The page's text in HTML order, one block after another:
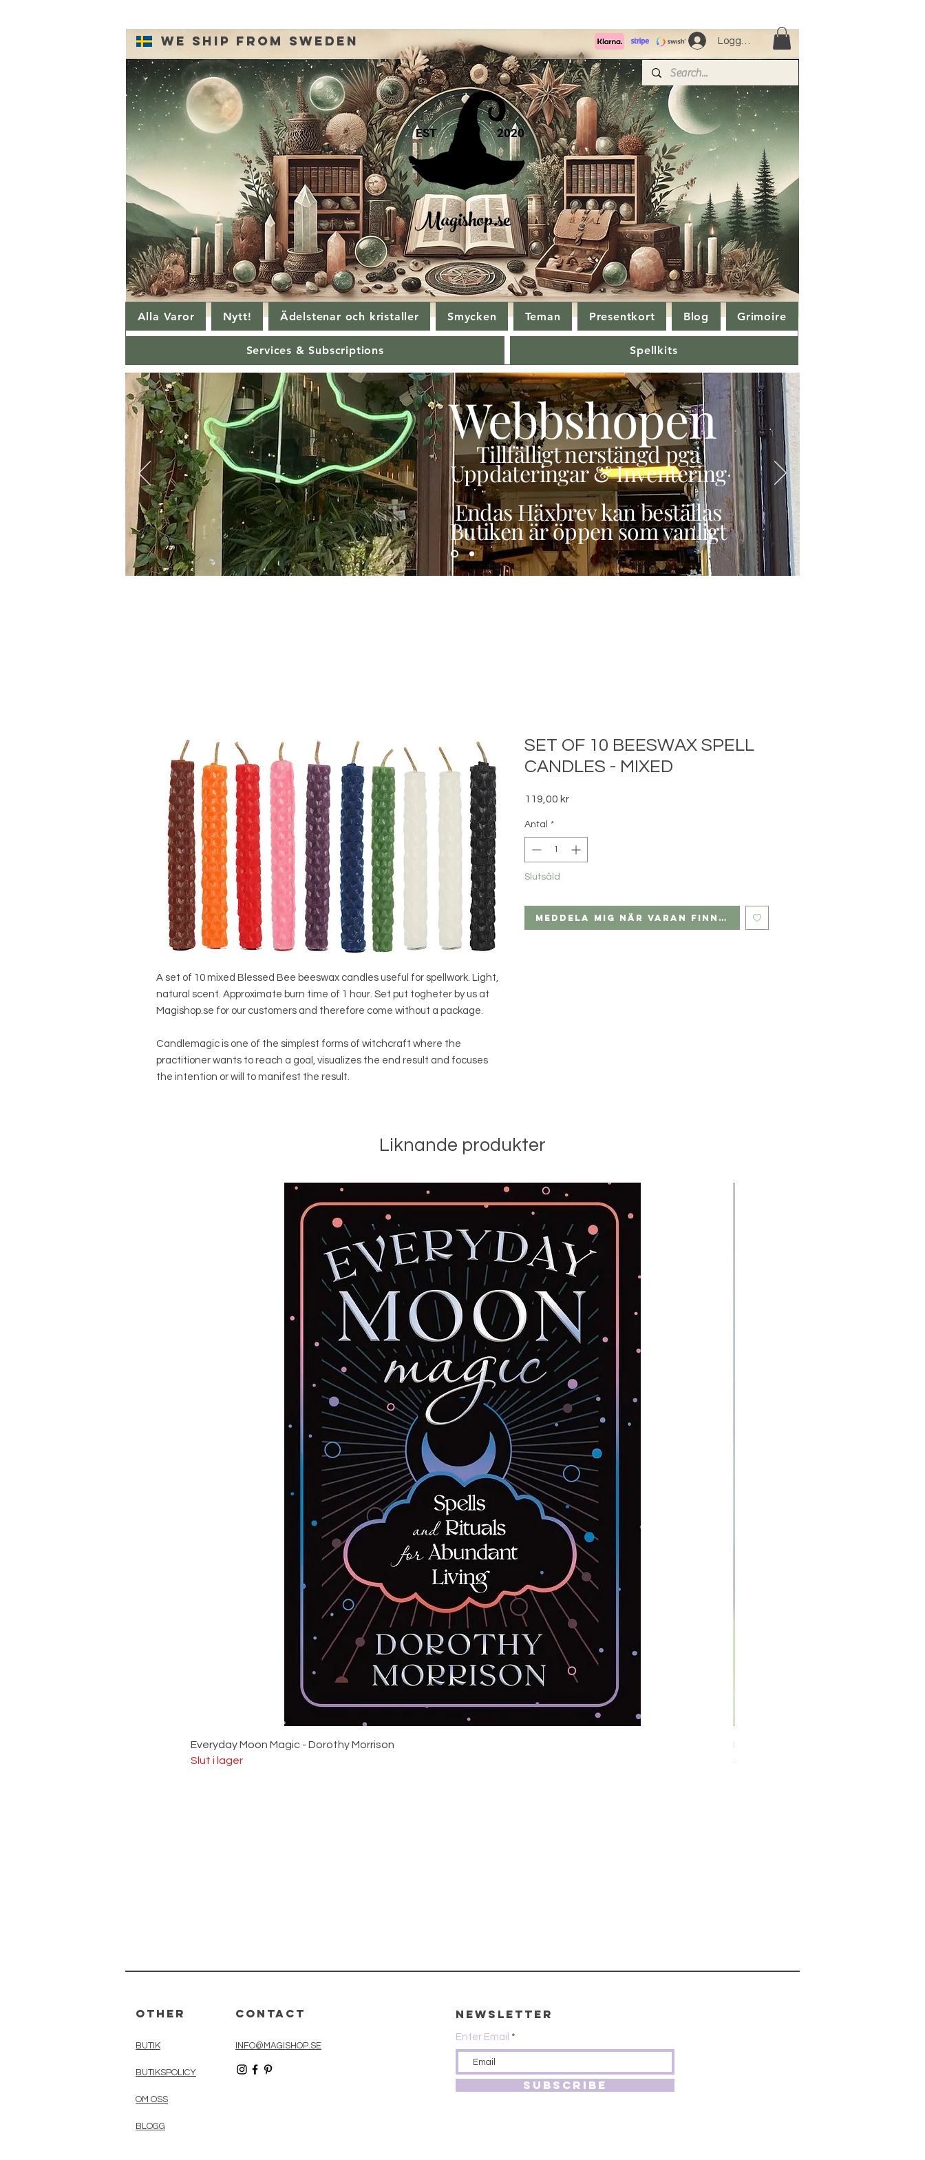
Logga in
We ship from Sweden
Magishop.se
2020
EST
Alla Varor Nytt! Ädelstenar och kristaller Smycken Teman Presentkort Blog Grimoire
Services & Subscriptions Spellkits
Webbshopen
Tillfälligt nerstängd pga
Uppdateringar & Inventering
Endas Häxbrev kan beställas
Butiken är öppen som vanligt
A set of 10 mixed Blessed Bee beeswax candles useful for spellwork. Light,
natural scent. Approximate burn time of 1 hour. Set put togheter by us at
Magishop.se for our customers and therefore come without a package.
Candlemagic is one of the simplest forms of witchcraft where the
practitioner wants to reach a goal, visualizes the end result and focuses
the intention or will to manifest the result.
SET OF 10 BEESWAX SPELL
CANDLES - MIXED
119,00 krPris
Antal *
Slutsåld
Meddela mig när varan finns i lager
Liknande produkter
Everyday Moon Magic - Dorothy Morrison
Slut i lager
Midnight Hare Wild Tulip Incense
Slut i lager
Other Contact
BUTIK
BUTIKSPOLICY
OM OSS
BLOGG
INFO@MAGISHOP.SE
Newsletter
Enter Email
SUBSCRIBE